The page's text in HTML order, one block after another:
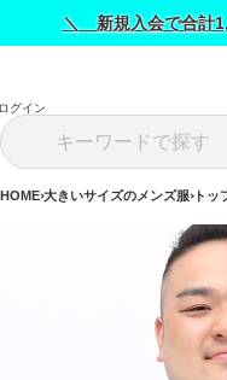
＼ 新規入会で合計
グイン
HOME 大きいサイズのメンズ服 トッ